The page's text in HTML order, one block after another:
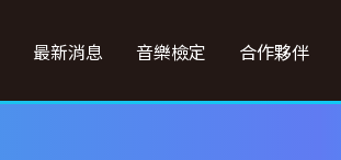
最新消息 音樂檢定 合作夥伴